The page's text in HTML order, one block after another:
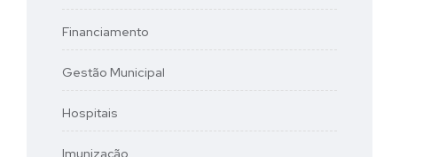
Financiamento
Gestão Municipal
Hospitais
Imunização